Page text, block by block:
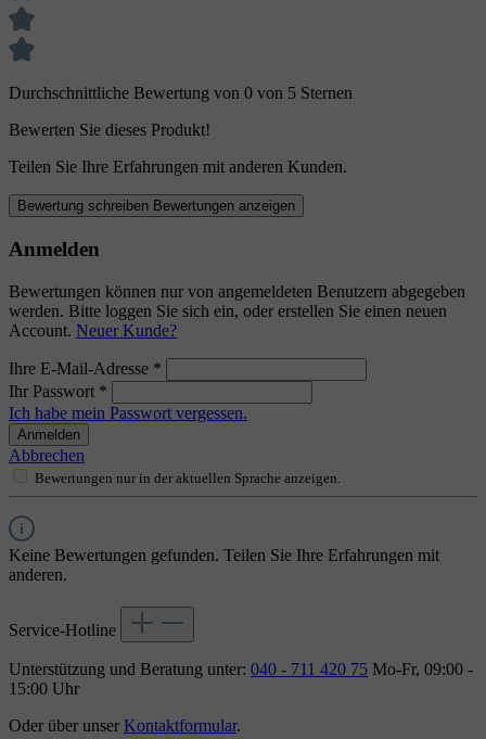
Durchschnittliche Bewertung von 0 von 5 Sternen
Bewerten Sie dieses Produkt!
Teilen Sie Ihre Erfahrungen mit anderen Kunden.
Bewertung schreiben Bewertungen anzeigen
Anmelden
Bewertungen können nur von angemeldeten Benutzern abgegeben
werden. Bitte loggen Sie sich ein, oder erstellen Sie einen neuen
Account. Neuer Kunde?
Ihre E-Mail-Adresse *
Ihr Passwort *
Ich habe mein Passwort vergessen.
Anmelden
Abbrechen
Bewertungen nur in der aktuellen Sprache anzeigen.
Keine Bewertungen gefunden. Teilen Sie Ihre Erfahrungen mit
anderen.
Service-Hotline
Unterstützung und Beratung unter: 040 - 711 420 75 Mo-Fr, 09:00 -
15:00 Uhr
Oder über unser Kontaktformular.